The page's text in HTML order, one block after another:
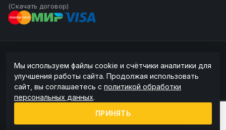
(Скачать договор)
ссылка на источник обязательна.
Информация на сайте не является публичной офертой (ст. 437 ГК РФ).
Точную стоимость и наличие уточняйте у менеджера.
Политика конфиденциальности
Пользовательское соглашение
Мы используем файлы cookie и счётчики аналитики для
улучшения работы сайта. Продолжая использовать
сайт, вы соглашаетесь с политикой обработки
персональных данных.
ПРИНЯТЬ